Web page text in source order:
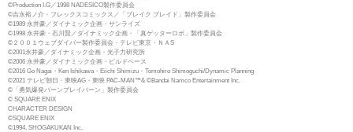
©Production I.G／1998 NADESICO製作委員会
©吉永裕ノ介・フレックスコミックス／「ブレイク ブレイド」製作委員会
©1989 永井豪／ダイナミック企画・サンライズ
©1998 永井豪・石川賢／ダイナミック企画・「真ゲッターロボ」製作委員会
©２００１ウェブダイバー製作委員会・テレビ東京・ＮＡS
©2001永井豪／ダイナミック企画・光子力研究所
©2006 永井豪／ダイナミック企画・ビルドベース
©2016 Go Nagai・Ken Ishikawa・Eiichi Shimizu・Tomohiro Shimoguchi/Dynamic Planning
©2021 テレビ朝日・東映AG・東映 PAC-MAN™& ©Bandai Namco Entertainment Inc.
©「勇気爆発バーンブレイバーン」製作委員会
© SQUARE ENIX
CHARACTER DESIGN
©SQUARE ENIX
©1994, SHOGAKUKAN Inc.